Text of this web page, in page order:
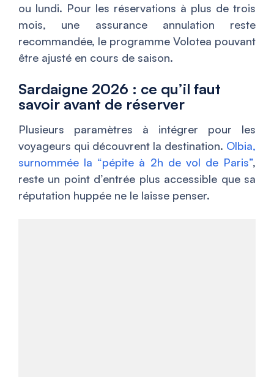
ou lundi. Pour les réservations à plus de trois
mois, une assurance annulation reste
recommandée, le programme Volotea pouvant
être ajusté en cours de saison.
Sardaigne 2026 : ce qu’il faut
savoir avant de réserver
Plusieurs paramètres à intégrer pour les
voyageurs qui découvrent la destination. Olbia,
surnommée la “pépite à 2h de vol de Paris”,
reste un point d’entrée plus accessible que sa
réputation huppée ne le laisse penser.